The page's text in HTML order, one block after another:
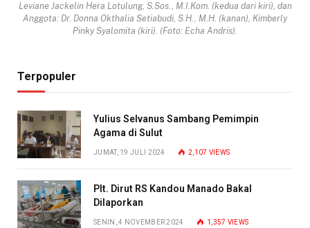
Leviane Jackelin Hera Lotulung, S.Sos., M.I.Kom. (kedua dari kiri), dan
Anggota: Dr. Donna Okthalia Setiabudi, S.H., M.H. (kanan), Kimberly
Pinky Syalomita (kiri). (Foto: Echa Andris).
Terpopuler
Yulius Selvanus Sambang Pemimpin
Agama di Sulut
JUMAT, 19 JULI 2024 2,107 VIEWS
Plt. Dirut RS Kandou Manado Bakal
Dilaporkan
SENIN, 4 NOVEMBER 2024 1,357 VIEWS